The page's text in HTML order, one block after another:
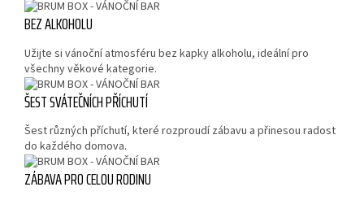
BEZ ALKOHOLU
Užijte si vánoční atmosféru bez kapky alkoholu, ideální pro
všechny věkové kategorie.
ŠEST SVÁTEČNÍCH PŘÍCHUTÍ
Šest různých příchutí, které rozproudí zábavu a přinesou radost
do každého domova.
ZÁBAVA PRO CELOU RODINU